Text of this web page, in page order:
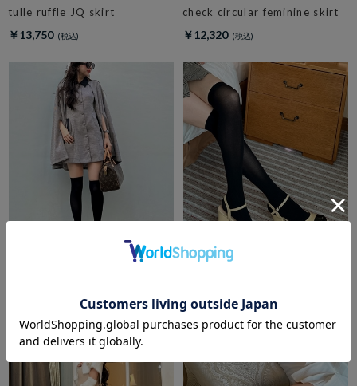
tulle ruffle JQ skirt
￥13,750
check circular feminine skirt
￥12,320
￥15,950